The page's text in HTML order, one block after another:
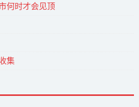
何时才会见顶
集